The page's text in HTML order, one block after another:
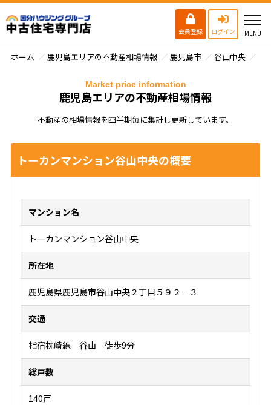
会員登録 ログイン
ホーム 鹿児島エリアの不動産相場情報 鹿児島市 谷山中央
鹿児島エリアの不動産相場情報
Market price information
不動産の相場情報を四半期毎に集計し更新しています。
トーカンマンション谷山中央の概要
マンション名
トーカンマンション谷山中央
所在地
鹿児島県鹿児島市谷山中央２丁目５９２－３
交通
指宿枕崎線 谷山 徒歩9分
総戸数
140戸